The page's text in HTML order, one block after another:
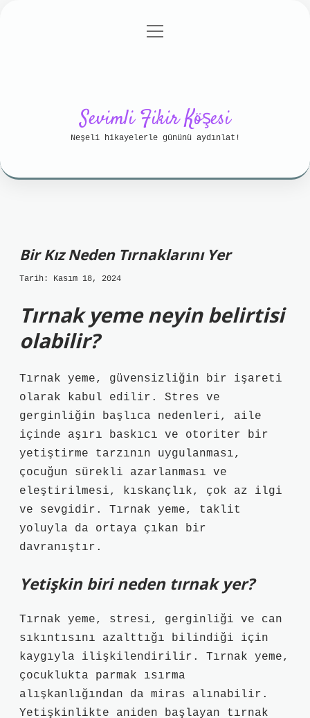
Gizlilik Politikası
menüyü
Sevimli Fikir Köşesi
Neşeli hikayelerle gününü aydınlat!
Bir Kız Neden Tırnaklarını Yer
Tarih: Kasım 18, 2024
Tırnak yeme neyin belirtisi
olabilir?
Tırnak yeme, güvensizliğin bir işareti
olarak kabul edilir. Stres ve
gerginliğin başlıca nedenleri, aile
içinde aşırı baskıcı ve otoriter bir
yetiştirme tarzının uygulanması,
çocuğun sürekli azarlanması ve
eleştirilmesi, kıskançlık, çok az ilgi
ve sevgidir. Tırnak yeme, taklit
yoluyla da ortaya çıkan bir
davranıştır.
Yetişkin biri neden tırnak yer?
Tırnak yeme, stresi, gerginliği ve can
sıkıntısını azalttığı bilindiği için
kaygıyla ilişkilendirilir. Tırnak yeme,
çocuklukta parmak ısırma
alışkanlığından da miras alınabilir.
Yetişkinlikte aniden başlayan tırnak